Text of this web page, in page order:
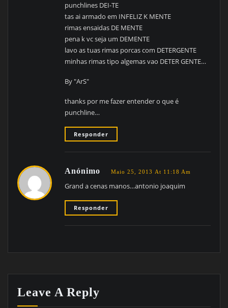
punchlines DEI-TE
tas ai armado em INFELIZ K MENTE
rimas ensaidas DE MENTE
pena k vc seja um DEMENTE
lavo as tuas rimas porcas com DETERGENTE
minhas rimas tipo algemas vao DETER GENTE…
By "ArS"
thanks por me fazer entender o que é
punchline…
Responder
Anónimo Maio 25, 2013 At 11:18 Am
Grand a cenas manos…antonio joaquim
Responder
Leave A Reply